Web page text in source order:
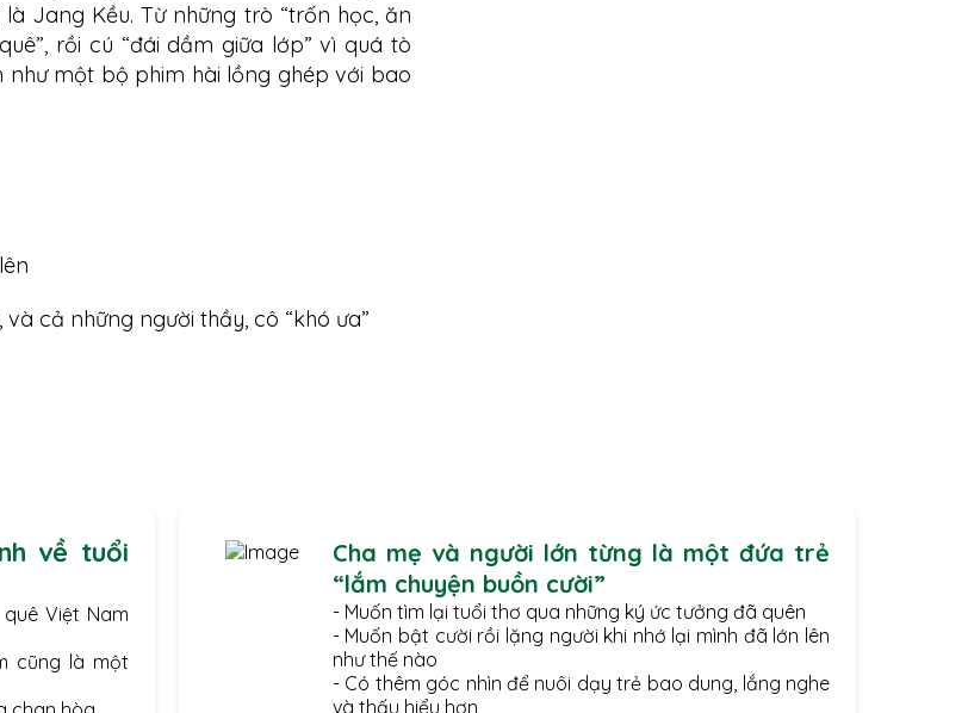
Jang Kều. Từ những trò “trốn học, ăn
rồi cú “đái dầm giữa lớp” vì quá tò
như một bộ phim hài lồng ghép với bao
cả những người thầy, cô “khó ưa”
về tuổi
Việt Nam
cũng là một
Cha mẹ và người lớn từng là một đứa trẻ
“lắm chuyện buồn cười”
- Muốn tìm lại tuổi thơ qua những ký ức tưởng đã quên
- Muốn bật cười rồi lặng người khi nhớ lại mình đã lớn lên
như thế nào
- Có thêm góc nhìn để nuôi dạy trẻ bao dung, lắng nghe
và thấu hiểu hơn